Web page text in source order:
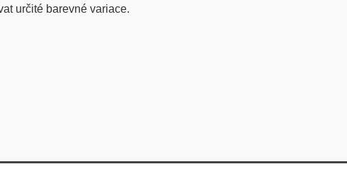
určité barevné variace.